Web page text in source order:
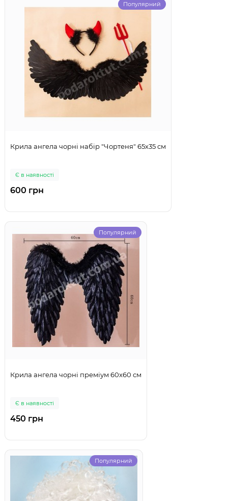
Популярний
Крила ангела чорні набір "Чортеня" 65х35 см
Є в наявності
600 грн
Популярний
Крила ангела чорні преміум 60x60 см
Є в наявності
450 грн
Популярний